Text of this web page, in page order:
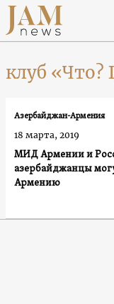
клуб «Что?
МИД Армении и
азербайджанцы
Армению
Азербайджан-Армения
18 марта, 2019